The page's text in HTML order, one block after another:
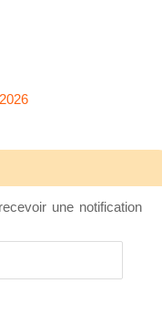
une notification